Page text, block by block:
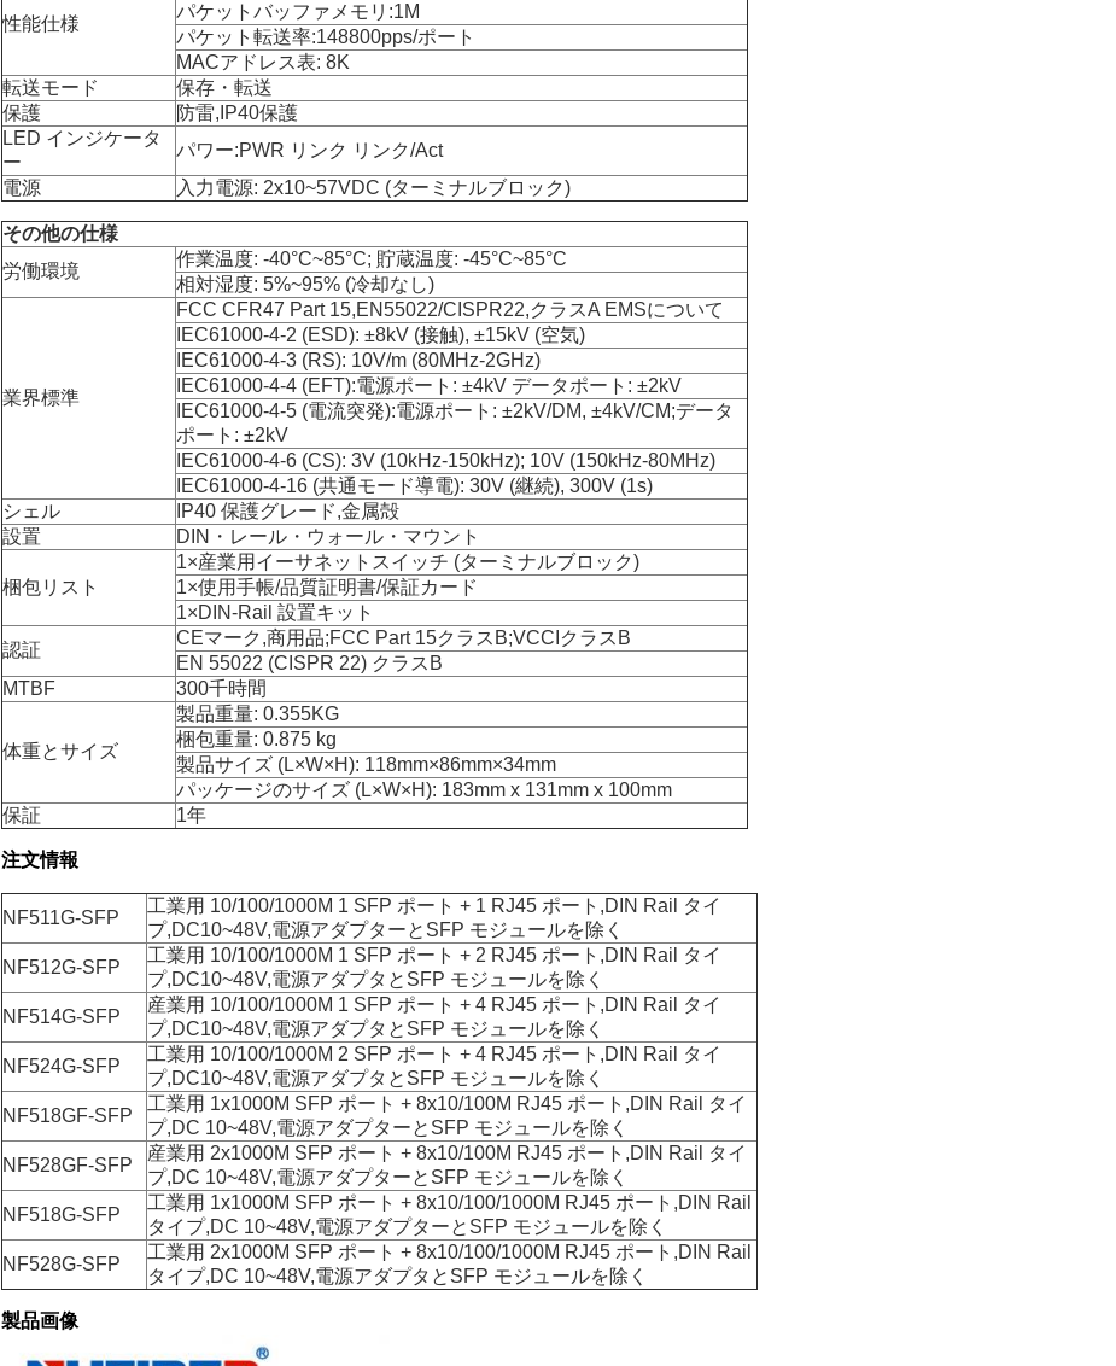
性能仕様
パケットバッファメモリ:1M
パケット転送率:148800pps/ポート
MACアドレス表: 8K
転送モード
保存・転送
保護
防雷,IP40保護
LED インジケータ
ー
パワー:PWR リンク リンク/Act
電源
入力電源: 2x10~57VDC (ターミナルブロック)
その他の仕様
労働環境
作業温度: -40°C~85°C; 貯蔵温度: -45°C~85°C
相対湿度: 5%~95% (冷却なし)
業界標準
FCC CFR47 Part 15,EN55022/CISPR22,クラスA EMSについて
IEC61000-4-2 (ESD): ±8kV (接触), ±15kV (空気)
IEC61000-4-3 (RS): 10V/m (80MHz-2GHz)
IEC61000-4-4 (EFT):電源ポート: ±4kV データポート: ±2kV
IEC61000-4-5 (電流突発):電源ポート: ±2kV/DM, ±4kV/CM;データ
ポート: ±2kV
IEC61000-4-6 (CS): 3V (10kHz-150kHz); 10V (150kHz-80MHz)
IEC61000-4-16 (共通モード導電): 30V (継続), 300V (1s)
シェル
IP40 保護グレード,金属殻
設置
DIN・レール・ウォール・マウント
梱包リスト
1×産業用イーサネットスイッチ (ターミナルブロック)
1×使用手帳/品質証明書/保証カード
1×DIN-Rail 設置キット
認証
CEマーク,商用品;FCC Part 15クラスB;VCCIクラスB
EN 55022 (CISPR 22) クラスB
MTBF
300千時間
体重とサイズ
製品重量: 0.355KG
梱包重量: 0.875 kg
製品サイズ (L×W×H): 118mm×86mm×34mm
パッケージのサイズ (L×W×H): 183mm x 131mm x 100mm
保証
1年
注文情報
NF511G-SFP
工業用 10/100/1000M 1 SFP ポート + 1 RJ45 ポート,DIN Rail タイ
プ,DC10~48V,電源アダプターとSFP モジュールを除く
NF512G-SFP
工業用 10/100/1000M 1 SFP ポート + 2 RJ45 ポート,DIN Rail タイ
プ,DC10~48V,電源アダプタとSFP モジュールを除く
NF514G-SFP
産業用 10/100/1000M 1 SFP ポート + 4 RJ45 ポート,DIN Rail タイ
プ,DC10~48V,電源アダプタとSFP モジュールを除く
NF524G-SFP
工業用 10/100/1000M 2 SFP ポート + 4 RJ45 ポート,DIN Rail タイ
プ,DC10~48V,電源アダプタとSFP モジュールを除く
NF518GF-SFP
工業用 1x1000M SFP ポート + 8x10/100M RJ45 ポート,DIN Rail タイ
プ,DC 10~48V,電源アダプターとSFP モジュールを除く
NF528GF-SFP
産業用 2x1000M SFP ポート + 8x10/100M RJ45 ポート,DIN Rail タイ
プ,DC 10~48V,電源アダプターとSFP モジュールを除く
NF518G-SFP
工業用 1x1000M SFP ポート + 8x10/100/1000M RJ45 ポート,DIN Rail
タイプ,DC 10~48V,電源アダプターとSFP モジュールを除く
NF528G-SFP
工業用 2x1000M SFP ポート + 8x10/100/1000M RJ45 ポート,DIN Rail
タイプ,DC 10~48V,電源アダプタとSFP モジュールを除く
製品画像